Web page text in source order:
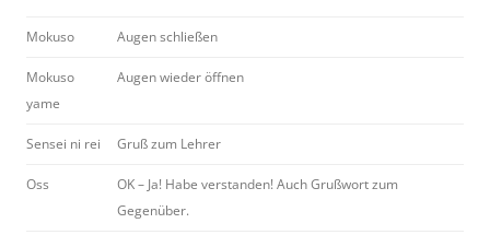
Mokuso Augen schließen
Mokuso
yame
Augen wieder öffnen
Sensei ni rei Gruß zum Lehrer
Oss
OK – Ja! Habe verstanden! Auch Grußwort zum
Gegenüber.